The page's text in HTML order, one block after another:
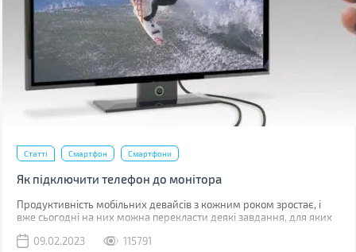
Статті Смартфон Смартфони
Як підключити телефон до монітора
Продуктивність мобільних девайсів з кожним роком зростає, і
вже сьогодні на них можна перекласти деякі завдання, для яких
09.02.2023
115791